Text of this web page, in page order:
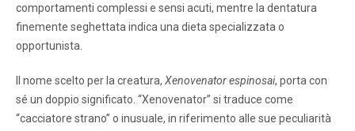
comportamenti complessi e sensi acuti, mentre la dentatura
finemente seghettata indica una dieta specializzata o
opportunista.
Il nome scelto per la creatura, Xenovenator espinosai, porta con
sé un doppio significato. “Xenovenator” si traduce come
“cacciatore strano” o inusuale, in riferimento alle sue peculiarità